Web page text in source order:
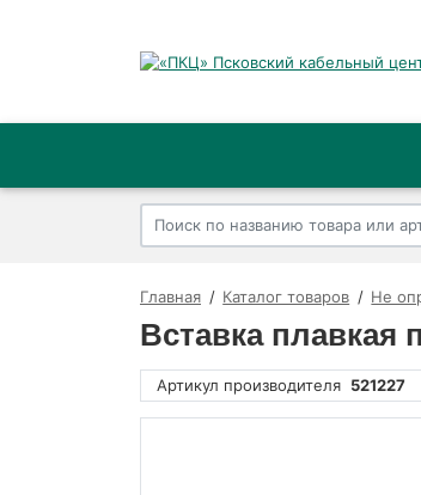
Главная Каталог товаров Не
Вставка плавкая
Артикул производителя 521227